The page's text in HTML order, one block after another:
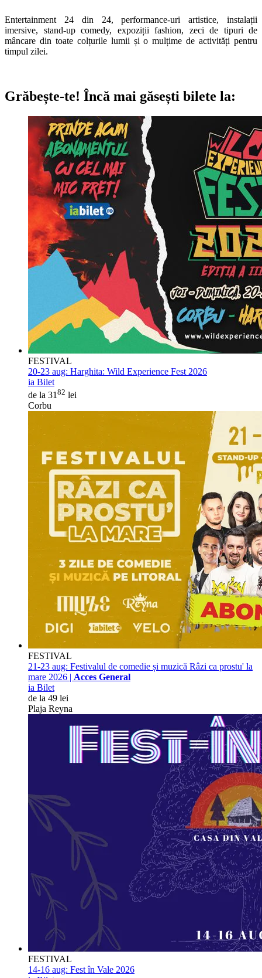
Entertainment 24 din 24, performance-uri artistice, instalații
imersive, stand-up comedy, expoziții fashion, zeci de tipuri de
mâncare din toate colțurile lumii și o mulțime de activități pentru
timpul zilei.
Grăbește-te! Încă mai găsești bilete la:
FESTIVAL
20-23 aug: Harghita: Wild Experience Fest 2026
ia Bilet
de la 31 82 lei
Corbu
FESTIVAL
21-23 aug: Festivalul de comedie și muzică Râzi ca prostu' la
mare 2026 | Acces General
ia Bilet
de la 49 lei
Plaja Reyna
FESTIVAL
14-16 aug: Fest în Vale 2026